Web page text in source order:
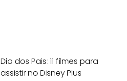
Dia dos Pais: 11 filmes para
assistir no Disney Plus